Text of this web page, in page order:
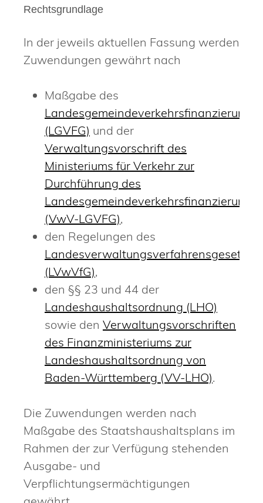
Rechtsgrundlage
In der jeweils aktuellen Fassung werden
Zuwendungen gewährt nach
Maßgabe des
(LGVFG) und der
Verwaltungsvorschrift des
Ministeriums für Verkehr zur
Durchführung des
(VwV-LGVFG),
den Regelungen des
Landesverwaltungsverfahrensgesetzes
(LVwVfG),
den §§ 23 und 44 der
Landeshaushaltsordnung (LHO)
sowie den Verwaltungsvorschriften
des Finanzministeriums zur
Landeshaushaltsordnung von
Baden-Württemberg (VV-LHO).
Die Zuwendungen werden nach
Maßgabe des Staatshaushaltsplans im
Rahmen der zur Verfügung stehenden
Ausgabe- und
Verpflichtungsermächtigungen